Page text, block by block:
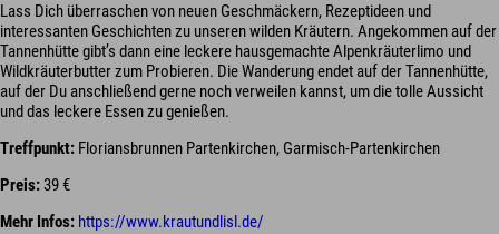
Lass Dich überraschen von neuen Geschmäckern, Rezeptideen und
interessanten Geschichten zu unseren wilden Kräutern. Angekommen auf der
Tannenhütte gibt’s dann eine leckere hausgemachte Alpenkräuterlimo und
Wildkräuterbutter zum Probieren. Die Wanderung endet auf der Tannenhütte,
auf der Du anschließend gerne noch verweilen kannst, um die tolle Aussicht
und das leckere Essen zu genießen.
Treffpunkt: Floriansbrunnen Partenkirchen, Garmisch-Partenkirchen
Preis:39 €
Mehr Infos: https://www.krautundlisl.de/